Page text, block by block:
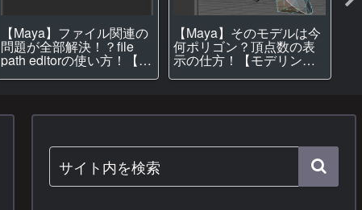
【Maya】ファイル関連の
問題が全部解決！？file
path editorの使い方！【テ
【Maya】そのモデルは今
何ポリゴン？頂点数の表
示の仕方！【モデリン